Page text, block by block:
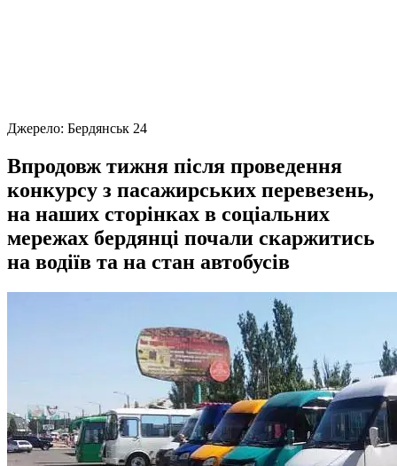
Джерело: Бердянськ 24
Впродовж тижня після проведення
конкурсу з пасажирських перевезень,
на наших сторінках в соціальних
мережах бердянці почали скаржитись
на водіїв та на стан автобусів